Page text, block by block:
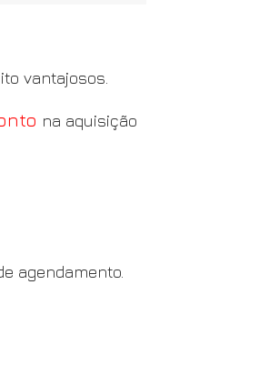
vantajosos.
na aquisição
agendamento.